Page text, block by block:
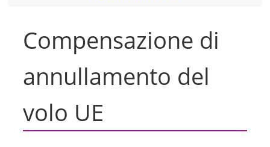
Compensazione di
annullamento del
volo UE